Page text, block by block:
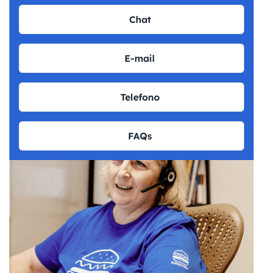
Chat
E-mail
Telefono
FAQs